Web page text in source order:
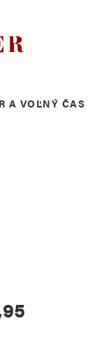
A VOĽNÝ ČAS